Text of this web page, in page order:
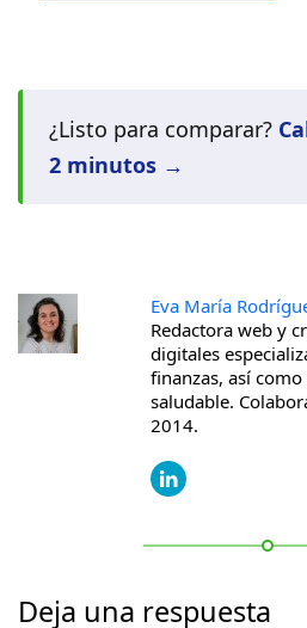
¿Listo para comparar?
2 minutos →
Eva María
Redactora web y
digitales
finanzas, así
saludable.
2014.
Deja una respuesta